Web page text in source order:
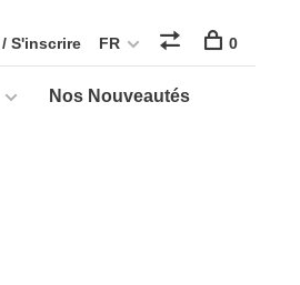
Nos Nouveautés
S'inscrire FR 0